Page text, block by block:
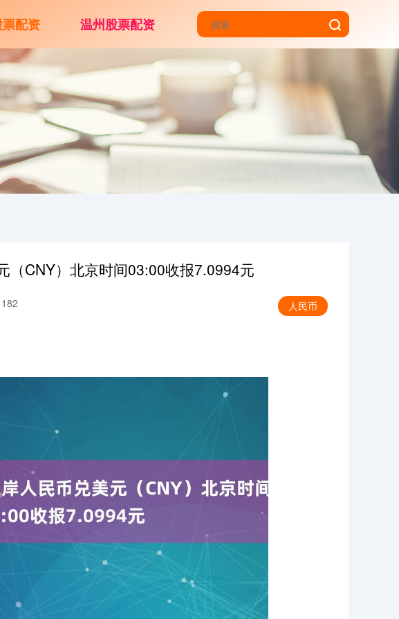
配资 温州股票配资
（CNY）北京时间03:00收报7.0994元
人民币